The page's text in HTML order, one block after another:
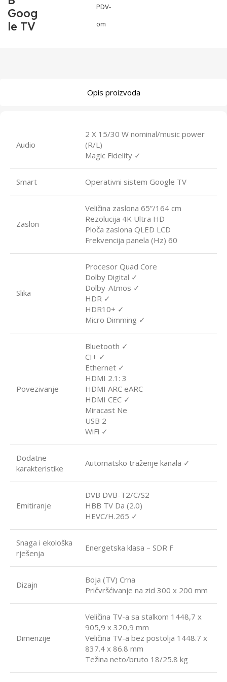
Goog
le TV
PDV-
om
Opis proizvoda
Audio
2 X 15/30 W nominal/music power
(R/L)
Magic Fidelity ✓
Smart Operativni sistem Google TV
Zaslon
Veličina zaslona 65”/164 cm
Rezolucija 4K Ultra HD
Ploča zaslona QLED LCD
Frekvencija panela (Hz) 60
Slika
Procesor Quad Core
Dolby Digital ✓
Dolby-Atmos ✓
HDR ✓
HDR10+ ✓
Micro Dimming ✓
Povezivanje
Bluetooth ✓
CI+ ✓
Ethernet ✓
HDMI 2.1: 3
HDMI ARC eARC
HDMI CEC ✓
Miracast Ne
USB 2
WiFi ✓
Dodatne
karakteristike
Automatsko traženje kanala ✓
Emitiranje
DVB DVB-T2/C/S2
HBB TV Da (2.0)
HEVC/H.265 ✓
Snaga i ekološka
rješenja
Energetska klasa – SDR F
Dizajn
Boja (TV) Crna
Pričvršćivanje na zid 300 x 200 mm
Dimenzije
Veličina TV-a sa stalkom 1448,7 x
905,9 x 320,9 mm
Veličina TV-a bez postolja 1448.7 x
837.4 x 86.8 mm
Težina neto/bruto 18/25.8 kg